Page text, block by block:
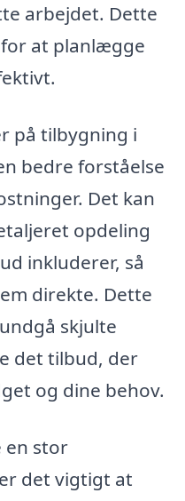
arbejdet. Dette
at planlægge
på tilbygning i
bedre forståelse
Det kan
opdeling
inkluderer, så
direkte. Dette
skjulte
det tilbud, der
og dine behov.
en stor
det vigtigt at